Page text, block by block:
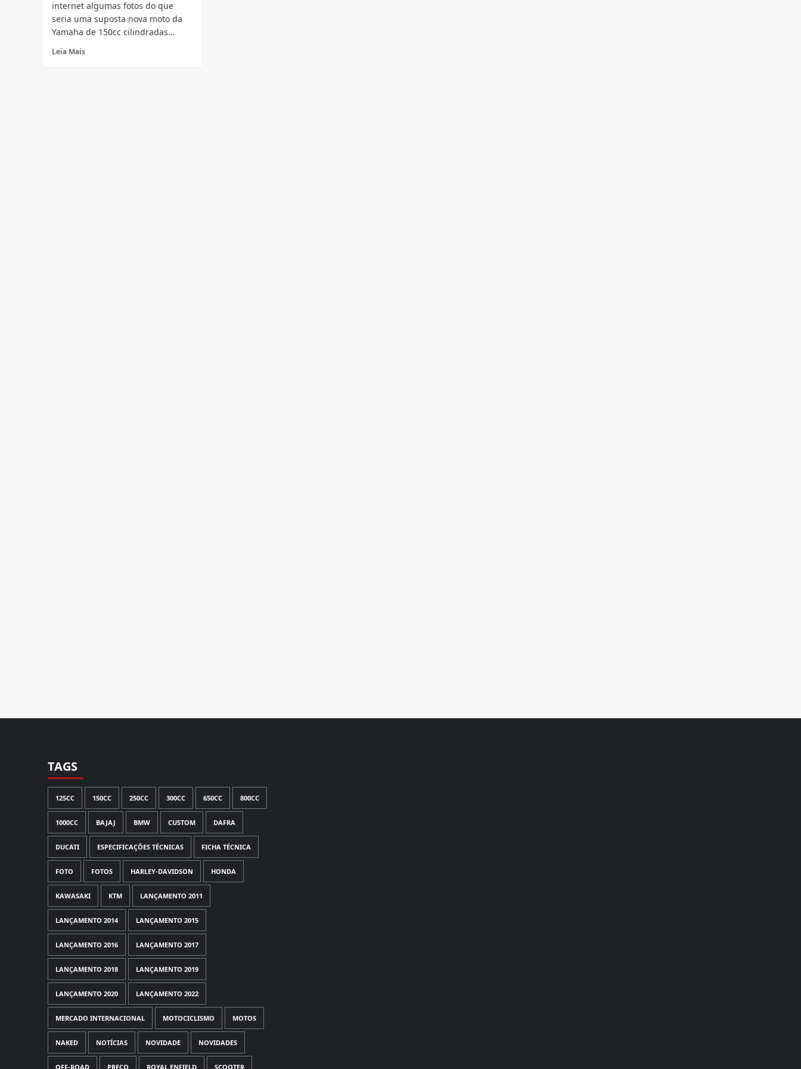
internet algumas fotos do que
seria uma suposta nova moto da
Yamaha de 150cc cilindradas...
Leia Mais
TAGS
125CC 150CC 250CC 300CC 650CC 800CC
1000CC BAJAJ BMW CUSTOM DAFRA
DUCATI ESPECIFICAÇÕES TÉCNICAS FICHA TÉCNICA
FOTO FOTOS HARLEY-DAVIDSON HONDA
KAWASAKI KTM LANÇAMENTO 2011
LANÇAMENTO 2014 LANÇAMENTO 2015
LANÇAMENTO 2016 LANÇAMENTO 2017
LANÇAMENTO 2018 LANÇAMENTO 2019
LANÇAMENTO 2020 LANÇAMENTO 2022
MERCADO INTERNACIONAL MOTOCICLISMO MOTOS
NAKED NOTÍCIAS NOVIDADE NOVIDADES
OFF-ROAD PREÇO ROYAL ENFIELD SCOOTER